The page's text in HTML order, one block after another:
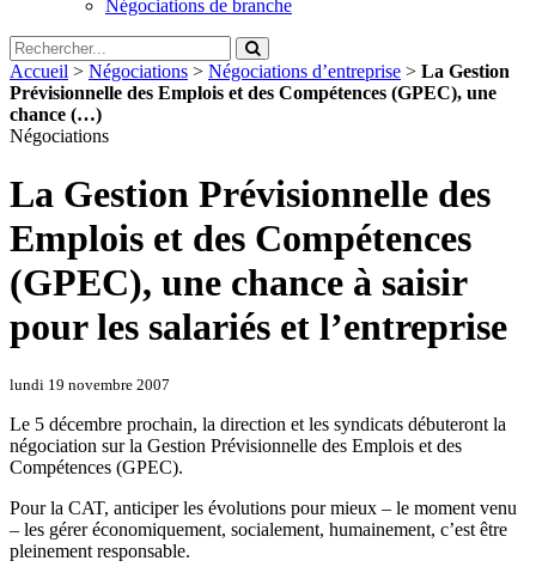
Négociations de branche
Accueil > Négociations > Négociations d’entreprise > La Gestion
Prévisionnelle des Emplois et des Compétences (GPEC), une
chance (…)
Négociations
La Gestion Prévisionnelle des
Emplois et des Compétences
(GPEC), une chance à saisir
pour les salariés et l’entreprise
lundi 19 novembre 2007
Le 5 décembre prochain, la direction et les syndicats débuteront la
négociation sur la Gestion Prévisionnelle des Emplois et des
Compétences (GPEC).
Pour la CAT, anticiper les évolutions pour mieux – le moment venu
– les gérer économiquement, socialement, humainement, c’est être
pleinement responsable.